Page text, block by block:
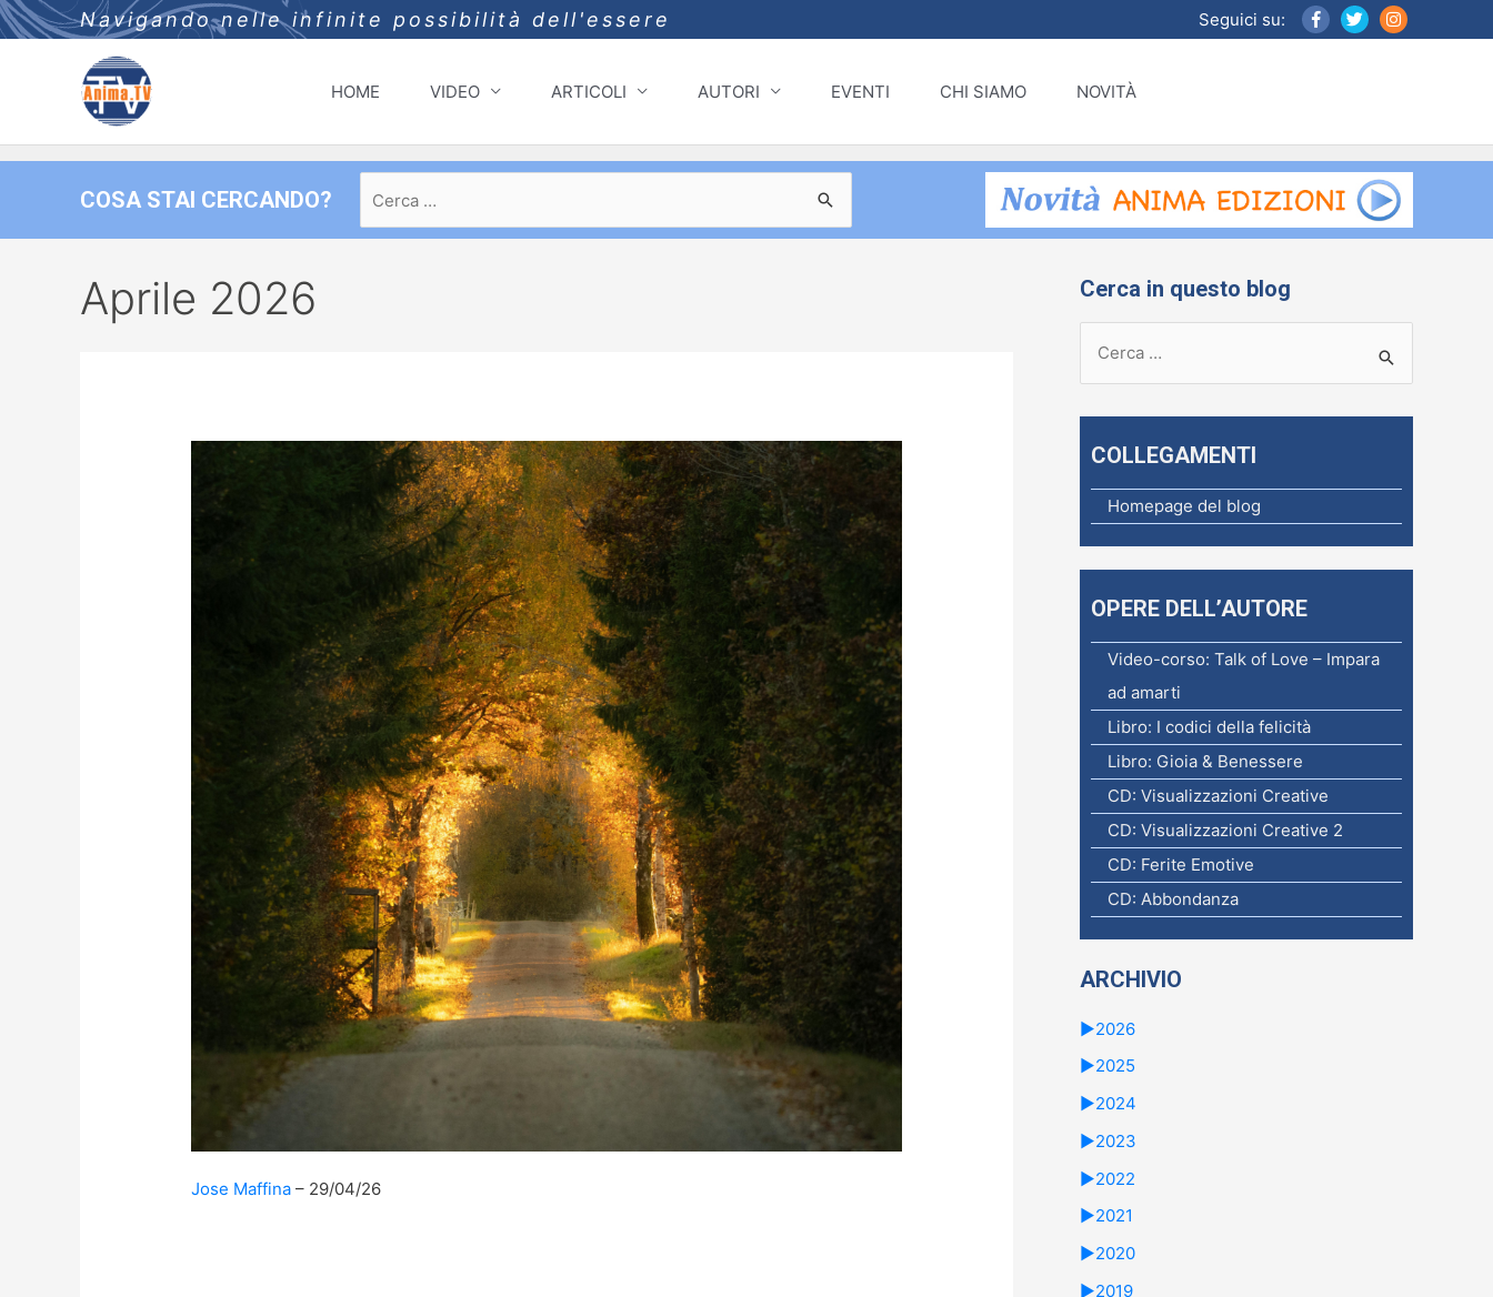
Navigando nelle infinite possibilità dell'essere Seguici su:
HOME VIDEO ARTICOLI AUTORI EVENTI CHI SIAMO NOVITÀ
COSA STAI CERCANDO?
per:
Aprile 2026
Jose Maffina 29/04/26
Cerca in questo blog
p
COLLEGAMENTI
Homepage del blog
OPERE DELL’AUTORE
Video-corso: Talk of Love – Impara
ad amarti
Libro: I codici della felicità
Libro: Gioia & Benessere
CD: Visualizzazioni Creative
CD: Visualizzazioni Creative 2
CD: Ferite Emotive
CD: Abbondanza
ARCHIVIO
►2026
►2025
►2024
►2023
►2022
►2021
►2020
►2019